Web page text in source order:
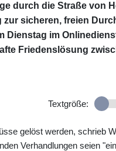
durch die Straße von
sicheren, freien
Dienstag im
Friedenslösung
Textgröße:
gelöst werden, schrieb
Verhandlungen seien